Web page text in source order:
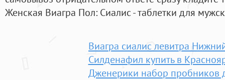
Женская Виагра Пол: Сиалис - таблетки для
Виагра сиалис левитра
Силденафил купить в
Дженерики набор пробников